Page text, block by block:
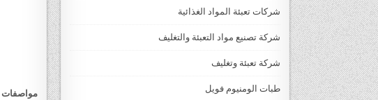
مواصفات
شركات تعبئة المواد الغذائية
شركة تصنيع مواد التعبئة والتغليف
شركة تعبئة وتغليف
طبات الومنيوم فويل